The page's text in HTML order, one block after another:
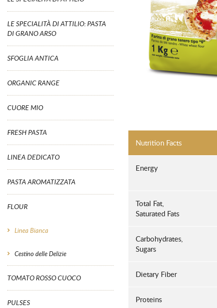
LE SPECIALITÀ DI ATTILIO: PASTA
DI GRANO ARSO
SFOGLIA ANTICA
ORGANIC RANGE
CUORE MIO
FRESH PASTA
LINEA DEDICATO
PASTA AROMATIZZATA
FLOUR
Linea Bianca
Cestino delle Delizie
TOMATO ROSSO CUOCO
PULSES
Nutrition Facts
Energy
Total Fat,
Saturated Fats
Carbohydrates,
Sugars
Dietary Fiber
Proteins